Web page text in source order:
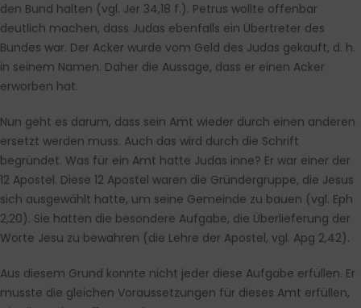
den Bund halten (vgl. Jer 34,18 f.). Petrus wollte offenbar
deutlich machen, dass Judas ebenfalls ein Übertreter des
Bundes war. Der Acker wurde vom Geld des Judas gekauft, d. h.
in seinem Namen. Daher die Aussage, dass er einen Acker
erworben hat.
Nun geht es darum, dass sein Amt wieder durch einen anderen
ersetzt werden muss. Auch das wird durch die Schrift
begründet. Was für ein Amt hatte Judas inne? Er war einer der
12 Apostel. Diese 12 Apostel waren die Gründergruppe, die Jesus
sich ausgewählt hatte, um seine Gemeinde zu bauen (vgl. Eph
2,20). Sie hatten die besondere Aufgabe, die Überlieferung der
Worte Jesu zu bewahren (die Lehre der Apostel, vgl. Apg 2,42).
Aus diesem Grund konnte nicht jeder diese Aufgabe erfüllen. Er
musste die gleichen Voraussetzungen für dieses Amt erfüllen,